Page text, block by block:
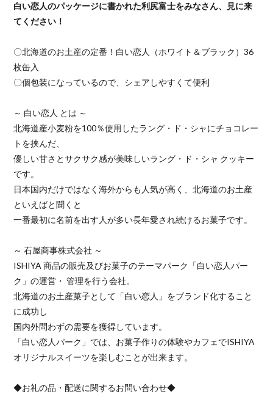
白い恋人のパッケージに書かれた利尻富士をみなさん、見に来
てください！
〇北海道のお土産の定番！白い恋人（ホワイト＆ブラック）36
枚缶入
〇個包装になっているので、シェアしやすくて便利
～ 白い恋人 とは ～
北海道産小麦粉を100％使用したラング・ド・シャにチョコレー
トを挟んだ、
優しい甘さとサクサク感が美味しいラング・ド・シャ クッキー
です。
日本国内だけではなく海外からも人気が高く、北海道のお土産
といえばと聞くと
一番最初に名前を出す人が多い長年愛され続けるお菓子です。
～ 石屋商事株式会社 ～
ISHIYA 商品の販売及びお菓子のテーマパーク「白い恋人パー
ク」の運営・ 管理を行う会社。
北海道のお土産菓子として「白い恋人」をブランド化すること
に成功し
国内外問わずの需要を獲得しています。
「白い恋人パーク」では、お菓子作りの体験やカフェでISHIYA
オリジナルスイーツを楽しむことが出来ます。
◆お礼の品・配送に関するお問い合わせ◆